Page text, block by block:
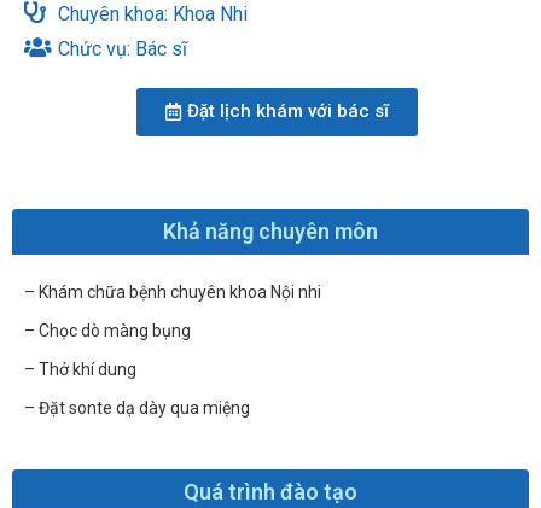
Chuyên khoa: Khoa Nhi
Chức vụ: Bác sĩ
Đặt lịch khám với bác sĩ
Khả năng chuyên môn
– Khám chữa bệnh chuyên khoa Nội nhi
– Chọc dò màng bụng
– Thở khí dung
– Đặt sonte dạ dày qua miệng
Quá trình đào tạo